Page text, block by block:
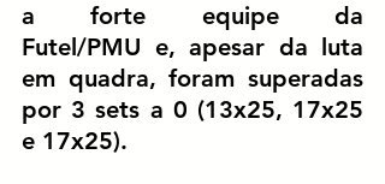
Futel/PMU e, apesar da luta
em quadra, foram superadas
por 3 sets a 0 (13x25, 17x25
e 17x25).